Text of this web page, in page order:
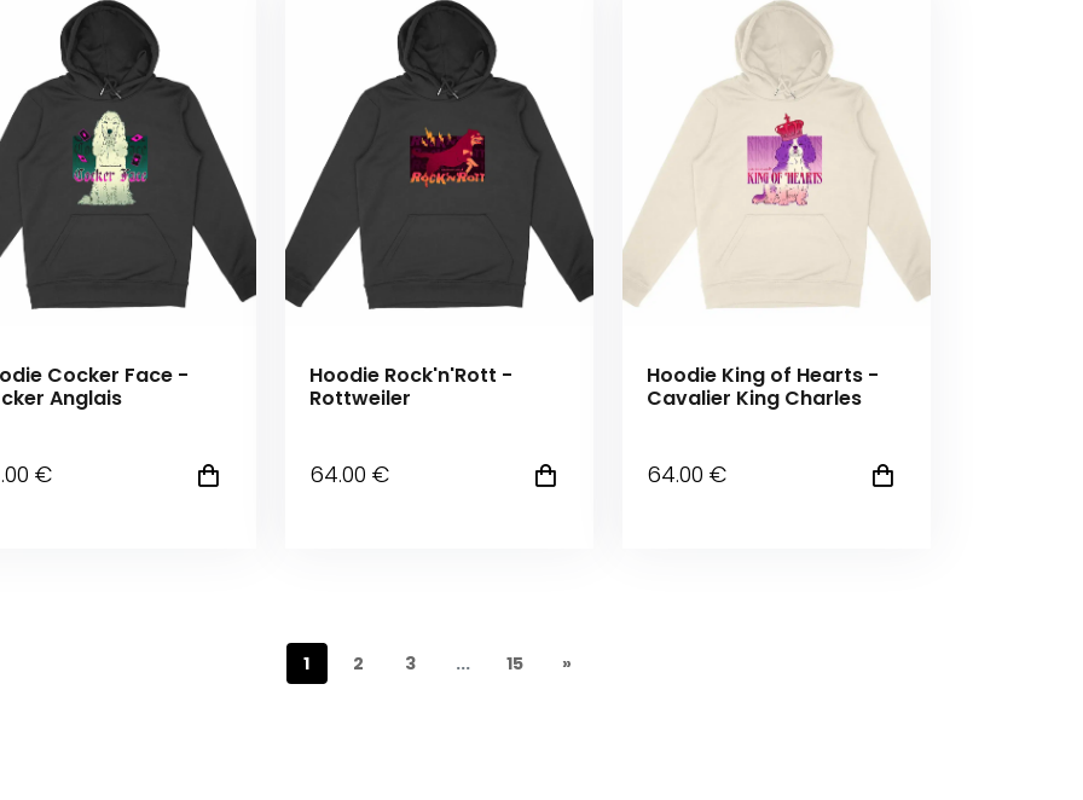
Cocker Face -
Anglais
.00 €
Hoodie Rock'n'Rott -
Rottweiler
64.00 €
Hoodie King of Hearts -
Cavalier King Charles
64.00 €
1 2 3 ... 15 »